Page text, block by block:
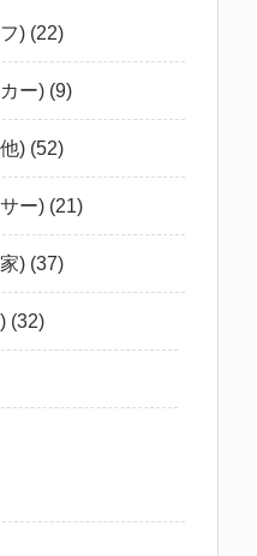
) (22)
ー) (9)
) (52)
ー) (21)
) (37)
(32)